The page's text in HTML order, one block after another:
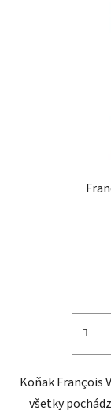
Koňak François
všetky